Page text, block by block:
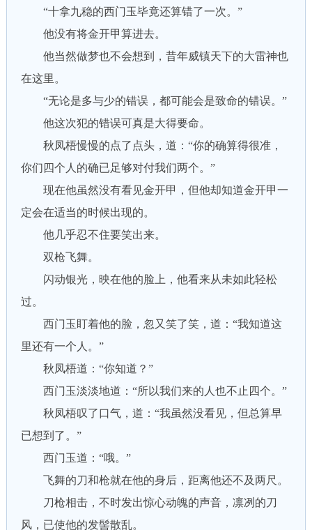
“十拿九稳的西门玉毕竟还算错了一次。”
他没有将金开甲算进去。
他当然做梦也不会想到，昔年威镇天下的大雷神也
在这里。
“无论是多与少的错误，都可能会是致命的错误。”
他这次犯的错误可真是大得要命。
秋凤梧慢慢的点了点头，道：“你的确算得很准，
你们四个人的确已足够对付我们两个。”
现在他虽然没有看见金开甲，但他却知道金开甲一
定会在适当的时候出现的。
他几乎忍不住要笑出来。
双枪飞舞。
闪动银光，映在他的脸上，他看来从未如此轻松
过。
西门玉盯着他的脸，忽又笑了笑，道：“我知道这
里还有一个人。”
秋凤梧道：“你知道？”
西门玉淡淡地道：“所以我们来的人也不止四个。”
秋凤梧叹了口气，道：“我虽然没看见，但总算早
已想到了。”
西门玉道：“哦。”
飞舞的刀和枪就在他的身后，距离他还不及两尺。
刀枪相击，不时发出惊心动魄的声音，凛冽的刀
风，已使他的发髻散乱。